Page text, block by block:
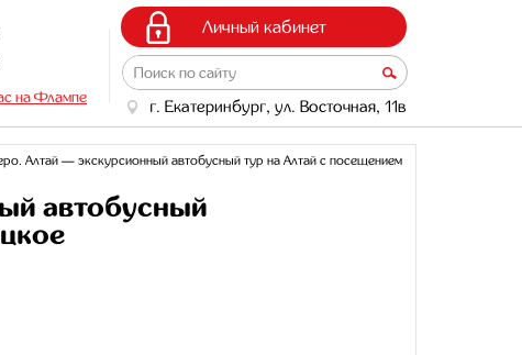
на Флампе
Личный кабинет
г. Екатеринбург, ул. Восточная, 11в
Алтай — экскурсионный автобусный тур на Алтай с посещением
автобусный